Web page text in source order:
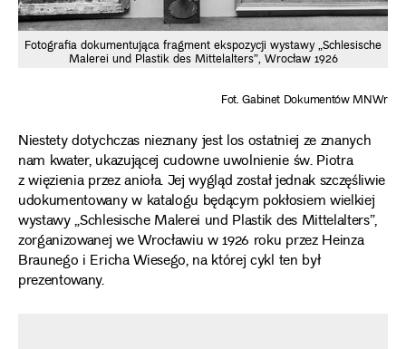
Fotografia dokumentująca fragment ekspozycji wystawy „Schlesische
Malerei und Plastik des Mittelalters”, Wrocław 1926
Fot. Gabinet Dokumentów MNWr
Niestety dotychczas nieznany jest los ostatniej ze znanych
nam kwater, ukazującej cudowne uwolnienie św. Piotra
z więzienia przez anioła. Jej wygląd został jednak szczęśliwie
udokumentowany w katalogu będącym pokłosiem wielkiej
wystawy „Schlesische Malerei und Plastik des Mittelalters”,
zorganizowanej we Wrocławiu w 1926 roku przez Heinza
Braunego i Ericha Wiesego, na której cykl ten był
prezentowany.